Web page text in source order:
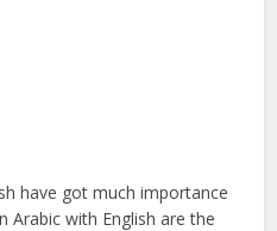
have got much importance
Arabic with English are the